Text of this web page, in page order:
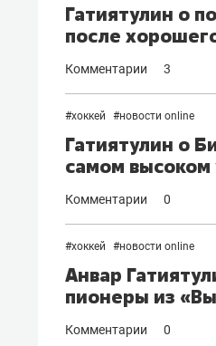
Гатиятулин о
после
Комментарии 3
#хоккей #новости online
Гатиятулин о
самом высоком
Комментарии 0
#хоккей #новости online
Анвар
пионеры из
Комментарии 0